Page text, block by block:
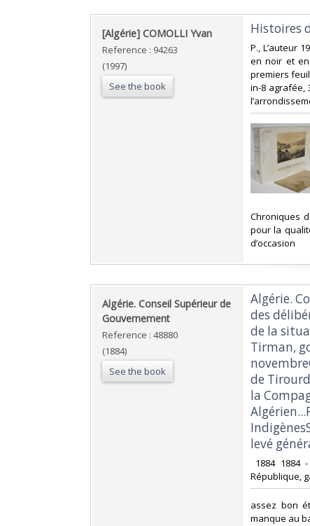
‎[Algérie] COMOLLI Yvan‎
Reference : 94263
(1997)
See the book
‎Histoires
‎P., L’auteur
en noir et en
premiers
in-8 agrafée,
‎Chroniques
pour la
d’occasion ‎
‎Algérie. Conseil Supérieur de
Gouvernement‎
Reference : 48880
(1884)
See the book
‎Algérie.
des
de la
Tirman,
de
la
levé
1884
République,
‎assez bon
manque au